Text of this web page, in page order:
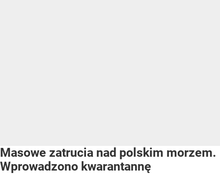
Masowe zatrucia nad polskim morzem.
Wprowadzono kwarantannę